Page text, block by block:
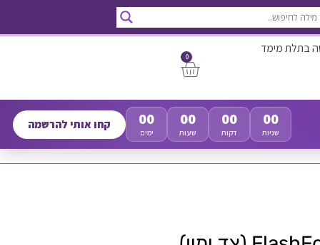
בתלת מימד
0
00
ימים
00
שעות
00
דקות
00
שניות
קחו אותי להרשמה